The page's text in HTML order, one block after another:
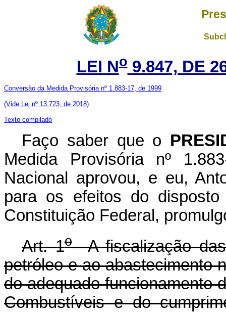
LEI No9.847, DE
Conversão da Medida Provisória nº 1.883-17, de 1999
(Vide Lei nº 13.723, de 2018)
Texto compilado
Faço saber que o
Medida Provisória nº
Nacional aprovou, e eu,
para os efeitos do
Constituição Federal,
Art. 1oA fiscalização das
petróleo e ao abastecimento
do adequado funcionamento
Combustíveis e do